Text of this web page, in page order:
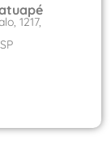
1217,